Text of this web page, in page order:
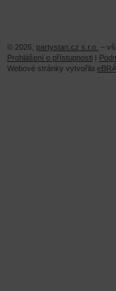
© 2026, partystan.cz s.r.o. –
Prohlášení o přístupnosti |
Webové stránky vytvořila